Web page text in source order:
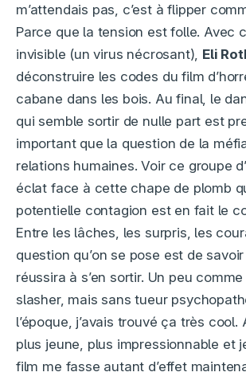
m’attendais pas, c’est à flipper
Parce que la tension est folle. Avec
invisible (un virus nécrosant), Eli
déconstruire les codes du film
cabane dans les bois. Au final, le
qui semble sortir de nulle part est
important que la question de la
relations humaines. Voir ce groupe
éclat face à cette chape de plomb
potentielle contagion est en fait le
Entre les lâches, les surpris, les
question qu’on se pose est de savoir
réussira à s’en sortir. Un peu
slasher, mais sans tueur
l’époque, j’avais trouvé ça très cool.
plus jeune, plus impressionnable et
film me fasse autant d’effet